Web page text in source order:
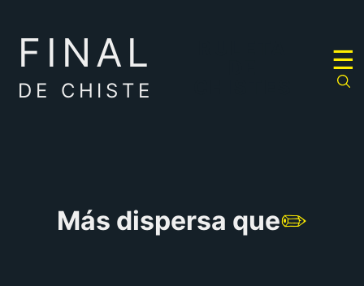
FINAL
DE CHISTE
☰
Más dispersa que✏️